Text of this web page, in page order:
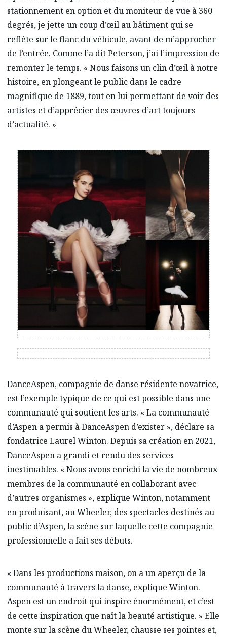
stationnement en option et du moniteur de vue à 360
degrés, je jette un coup d’œil au bâtiment qui se
reflète sur le flanc du véhicule, avant de m’approcher
de l’entrée. Comme l’a dit Peterson, j’ai l’impression de
remonter le temps. « Nous faisons un clin d’œil à notre
histoire, en plongeant le public dans le cadre
magnifique de 1889, tout en lui permettant de voir des
artistes et d’apprécier des œuvres d’art toujours
d’actualité. »
DanceAspen, compagnie de danse résidente novatrice,
est l’exemple typique de ce qui est possible dans une
communauté qui soutient les arts. « La communauté
d’Aspen a permis à DanceAspen d’exister », déclare sa
fondatrice Laurel Winton. Depuis sa création en 2021,
DanceAspen a grandi et rendu des services
inestimables. « Nous avons enrichi la vie de nombreux
membres de la communauté en collaborant avec
d’autres organismes », explique Winton, notamment
en produisant, au Wheeler, des spectacles destinés au
public d’Aspen, la scène sur laquelle cette compagnie
professionnelle a fait ses débuts.
« Dans les productions maison, on a un aperçu de la
communauté à travers la danse, explique Winton.
Aspen est un endroit qui inspire énormément, et c’est
de cette inspiration que naît la beauté artistique. » Elle
monte sur la scène du Wheeler, chausse ses pointes et,